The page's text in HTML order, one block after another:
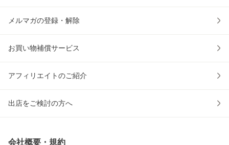
メルマガの登録・解除
お買い物補償サービス
アフィリエイトのご紹介
出店をご検討の方へ
会社概要・規約